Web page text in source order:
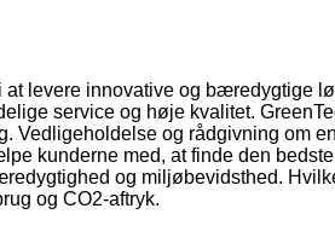
levere innovative og bæredygtige
service og høje kvalitet.
Vedligeholdelse og rådgivning om
kunderne med, at finde den
og miljøbevidsthed.
og CO2-aftryk.